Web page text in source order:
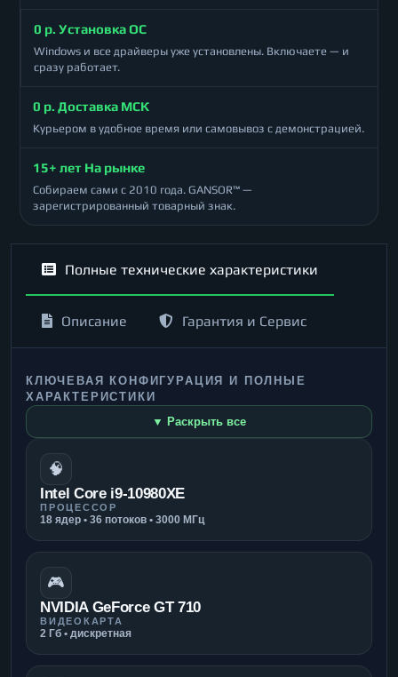
0 р. Установка ОС
Windows и все драйверы уже установлены. Включаете — и
сразу работает.
0 р. Доставка МСК
Курьером в удобное время или самовывоз с демонстрацией.
15+ лет На рынке
Собираем сами с 2010 года. GANSOR™ —
зарегистрированный товарный знак.
Полные технические характеристики
Описание Гарантия и Сервис
КЛЮЧЕВАЯ КОНФИГУРАЦИЯ И ПОЛНЫЕ
ХАРАКТЕРИСТИКИ
▼ Раскрыть все
🧠
Intel Core i9-10980XE
ПРОЦЕССОР
18 ядер • 36 потоков • 3000 МГц
🎮
NVIDIA GeForce GT 710
ВИДЕОКАРТА
2 Гб • дискретная